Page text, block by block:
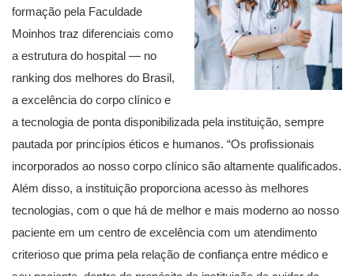
formação pela Faculdade
Moinhos traz diferenciais como
a estrutura do hospital — no
ranking dos melhores do Brasil,
a excelência do corpo clínico e
a tecnologia de ponta disponibilizada pela instituição, sempre
pautada por princípios éticos e humanos. “Os profissionais
incorporados ao nosso corpo clínico são altamente qualificados.
Além disso, a instituição proporciona acesso às melhores
tecnologias, com o que há de melhor e mais moderno ao nosso
paciente em um centro de excelência com um atendimento
criterioso que prima pela relação de confiança entre médico e